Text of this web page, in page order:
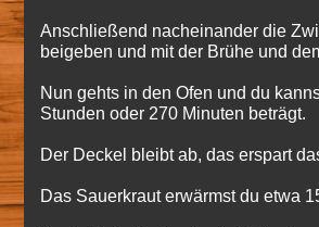
Anschließend nacheinander die
beigeben und mit der Brühe und
Nun gehts in den Ofen und du
Stunden oder 270 Minuten beträgt.
Der Deckel bleibt ab, das erspart
Das Sauerkraut erwärmst du etwa